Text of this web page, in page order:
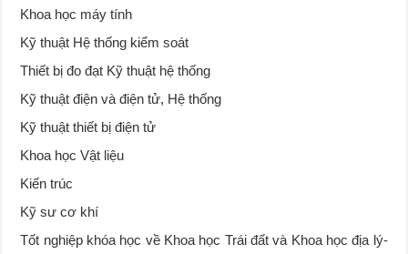
Khoa học máy tính
Kỹ thuật Hệ thống kiểm soát
Thiết bị đo đạt Kỹ thuật hệ thống
Kỹ thuật điện và điện tử, Hệ thống
Kỹ thuật thiết bị điện tử
Khoa học Vật liệu
Kiến trúc
Kỹ sư cơ khí
Tốt nghiệp khóa học về Khoa học Trái đất và Khoa học địa lý-